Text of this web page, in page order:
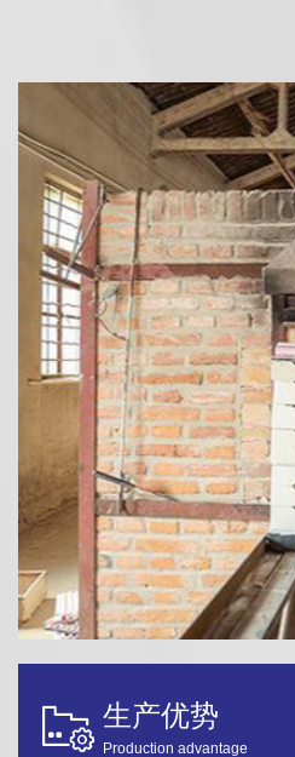
 生产优势
Production advantage